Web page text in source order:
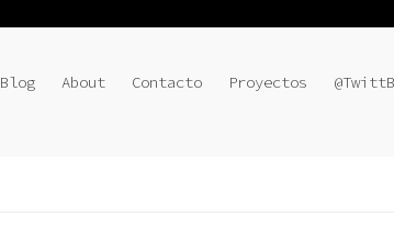
Blog About Contacto Proyectos